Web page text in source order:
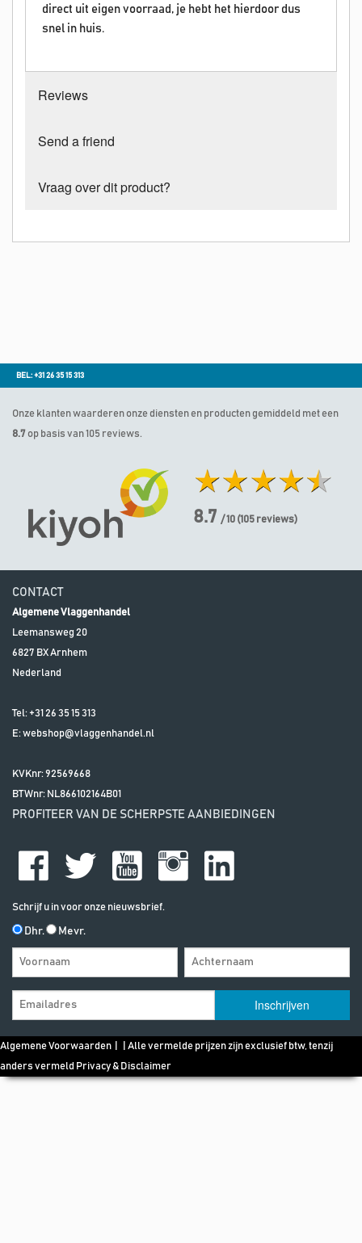
direct uit eigen voorraad, je hebt het hierdoor dus
snel in huis.
Reviews
Send a friend
Vraag over dit product?
BEL: +31 26 35 15 313
Onze klanten waarderen onze diensten en producten gemiddeld met een
8.7 op basis van 105 reviews.
8.7 / 10 (105 reviews)
CONTACT
Algemene Vlaggenhandel
Leemansweg 20
6827 BXArnhem
Nederland
Tel: +31 26 35 15 313
E:webshop@vlaggenhandel.nl
KVKnr: 92569668
BTWnr: NL866102164B01
PROFITEER VAN DE SCHERPSTE AANBIEDINGEN
Schrijf u in voor onze nieuwsbrief.
Dhr. Mevr.
Algemene Voorwaarden | | Alle vermelde prijzen zijn exclusief btw, tenzij
anders vermeld Privacy & Disclaimer